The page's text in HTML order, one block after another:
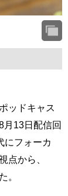
ッドキャス
月13日配信回
にフォーカ
点から、
。